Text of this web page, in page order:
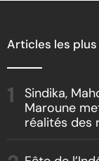
Articles les
Sindika,
Maroune
réalités des